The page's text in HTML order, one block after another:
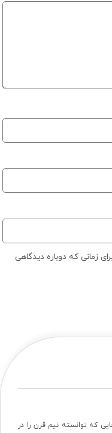
زمانی که دوباره دیدگاهی
که توانسته نیم قرن را در